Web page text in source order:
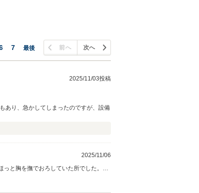
7 最後 前へ 次へ
2025/11/03投稿
あり、急かしてしまったのですが、設備
2025/11/06
っと胸を撫でおろしていた所でした。ご